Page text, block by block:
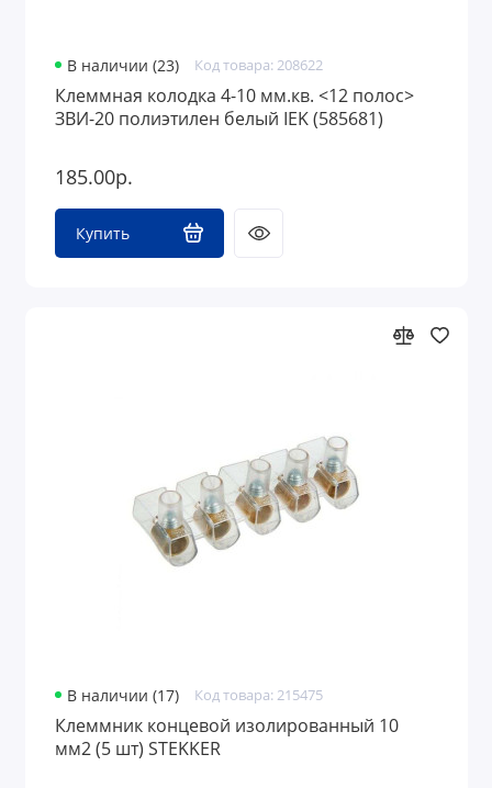
В наличии (23) Код товара: 208622
Клеммная колодка 4-10 мм.кв. <12 полос>
ЗВИ-20 полиэтилен белый IEK (585681)
185.00р.
Купить
В наличии (17) Код товара: 215475
Клеммник концевой изолированный 10
мм2 (5 шт) STEKKER